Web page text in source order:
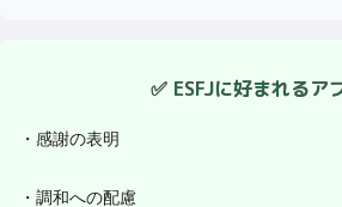
✅ ESFJに好まれるア
・ 感謝の表明
・ 調和への配慮